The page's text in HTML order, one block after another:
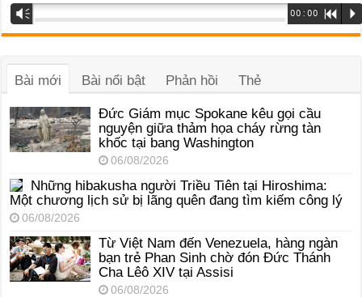
Trình
phát
âm
Vm 00:00 R P
Bài mới Bài nổi bật Phản hồi Thẻ
Đức Giám mục Spokane kêu gọi cầu
nguyện giữa thảm họa cháy rừng tàn
khốc tại bang Washington
06/08/2026
Những hibakusha người Triều Tiên tại Hiroshima:
Một chương lịch sử bị lãng quên đang tìm kiếm công lý
06/08/2026
Từ Việt Nam đến Venezuela, hàng ngàn
bạn trẻ Phan Sinh chờ đón Đức Thánh
Cha Lêô XIV tại Assisi
06/08/2026